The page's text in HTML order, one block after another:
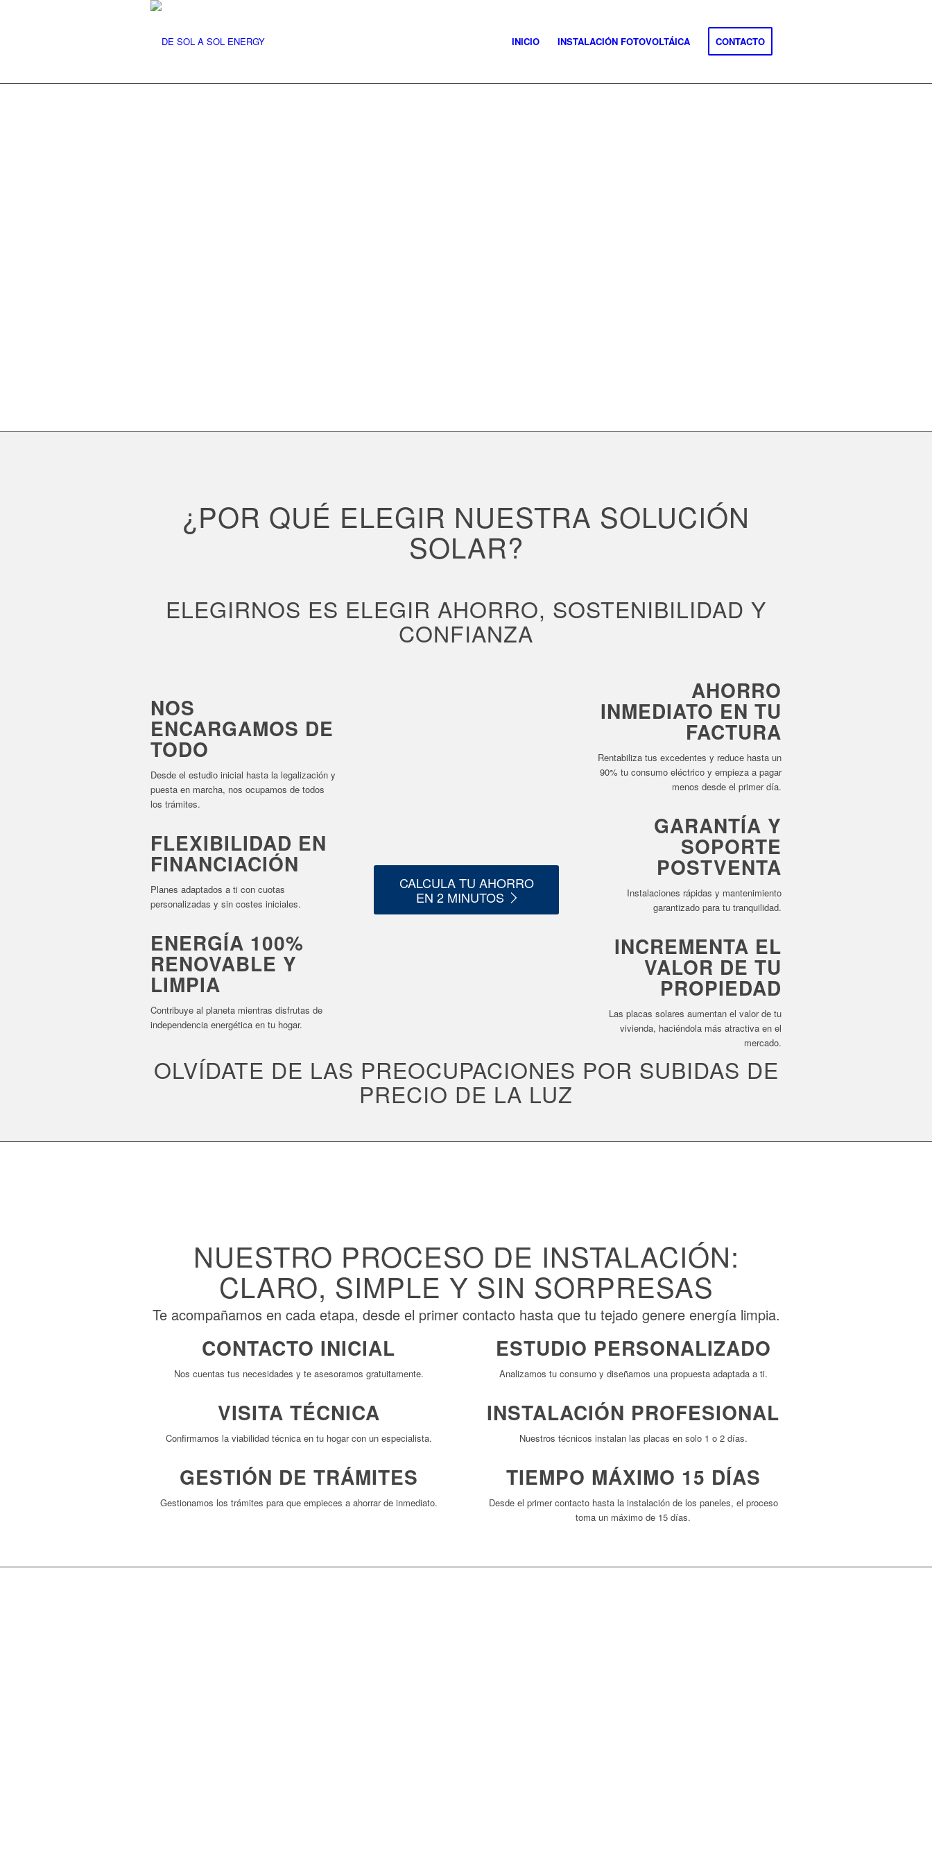
INICIO INSTALACIÓN FOTOVOLTÁICA CONTACTO
¿POR QUÉ ELEGIR NUESTRA SOLUCIÓN
SOLAR?
ELEGIRNOS ES ELEGIR AHORRO, SOSTENIBILIDAD Y
CONFIANZA
NOS
ENCARGAMOS DE
TODO
Desde el estudio inicial hasta la legalización y
puesta en marcha, nos ocupamos de todos
los trámites.
FLEXIBILIDAD EN
FINANCIACIÓN
Planes adaptados a ti con cuotas
personalizadas y sin costes iniciales.
ENERGÍA 100%
RENOVABLE Y
LIMPIA
Contribuye al planeta mientras disfrutas de
independencia energética en tu hogar.
CALCULA TU AHORRO
EN 2 MINUTOS
AHORRO
INMEDIATO EN TU
FACTURA
Rentabiliza tus excedentes y reduce hasta un
90% tu consumo eléctrico y empieza a pagar
menos desde el primer día.
GARANTÍA Y
SOPORTE
POSTVENTA
Instalaciones rápidas y mantenimiento
garantizado para tu tranquilidad.
INCREMENTA EL
VALOR DE TU
PROPIEDAD
Las placas solares aumentan el valor de tu
vivienda, haciéndola más atractiva en el
mercado.
OLVÍDATE DE LAS PREOCUPACIONES POR SUBIDAS DE
PRECIO DE LA LUZ
NUESTRO PROCESO DE INSTALACIÓN:
CLARO, SIMPLE Y SIN SORPRESAS
Te acompañamos en cada etapa, desde el primer contacto hasta que tu tejado genere energía limpia.
CONTACTO INICIAL
Nos cuentas tus necesidades y te asesoramos gratuitamente.
VISITA TÉCNICA
Confirmamos la viabilidad técnica en tu hogar con un especialista.
GESTIÓN DE TRÁMITES
Gestionamos los trámites para que empieces a ahorrar de inmediato.
ESTUDIO PERSONALIZADO
Analizamos tu consumo y diseñamos una propuesta adaptada a ti.
INSTALACIÓN PROFESIONAL
Nuestros técnicos instalan las placas en solo 1 o 2 días.
TIEMPO MÁXIMO 15 DÍAS
Desde el primer contacto hasta la instalación de los paneles, el proceso
toma un máximo de 15 días.